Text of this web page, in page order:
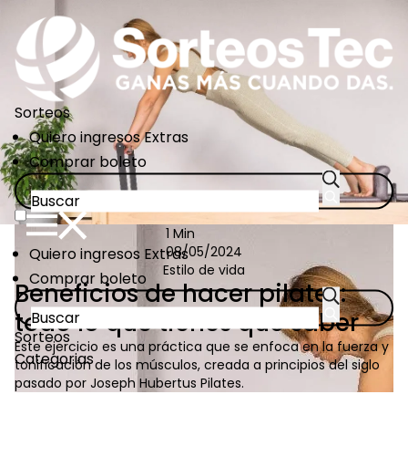
contenido
principal
Sorteos
CTA
Links
Quiero ingresos Extras
Comprar boleto
CTA
Links
Quiero ingresos Extras
Comprar boleto
Sorteos
Categorias
1 Min
08/05/2024
Estilo de vida
Beneficios de hacer pilates:
todo lo que tienes que saber
Este ejercicio es una práctica que se enfoca en la fuerza y
tonificación de los músculos, creada a principios del siglo
pasado por Joseph Hubertus Pilates.